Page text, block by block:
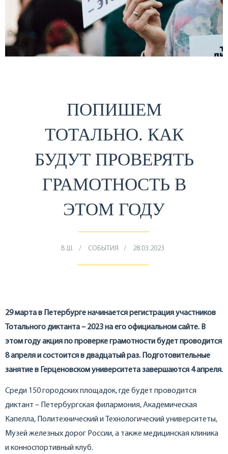
ПОПИШЕМ
ТОТАЛЬНО. КАК
БУДУТ ПРОВЕРЯТЬ
ГРАМОТНОСТЬ В
ЭТОМ ГОДУ
В.Ш. СОБЫТИЯ 28.03.2023
29 марта в Петербурге начинается регистрация участников
Тотального диктанта – 2023 на его официальном сайте. В
этом году акция по проверке грамотности будет проводится
8 апреля и состоится в двадцатый раз. Подготовительные
занятие в Герценовском университета завершаются 4 апреля.
Среди 150 городских площадок, где будет проводится
диктант – Петербургская филармония, Академическая
Капелла, Политехнический и Технологический университеты,
Музей железных дорог России, а также медицинская клиника
и конноспортивный клуб.